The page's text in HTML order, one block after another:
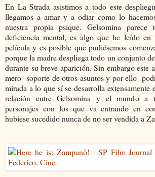
En La Strada asistimos a todo este
llegamos a amar y a odiar como lo
nuestra propia psique. Gelsomina
deficiencia mental, es algo que he leído en
película y es posible que pudiésemos
porque la madre despliega todo un conjunto
durante su breve aparición. Sin embargo este
mero soporte de otros asuntos y por ello
mirada a lo que sí se desarrolla extensamente
relación entre Gelsomina y el mundo a
personajes con los que va entrando en
hubiese sucedido nunca de no ser vendida a